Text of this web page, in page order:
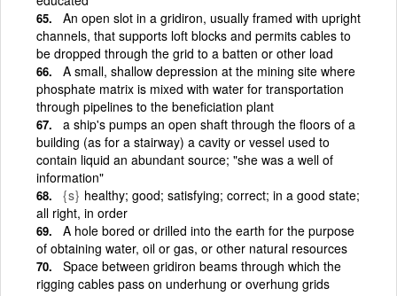
An open slot in a gridiron, usually framed with upright
channels, that supports loft blocks and permits cables to
be dropped through the grid to a batten or other load
A small, shallow depression at the mining site where
phosphate matrix is mixed with water for transportation
through pipelines to the beneficiation plant
a ship's pumps an open shaft through the floors of a
building (as for a stairway) a cavity or vessel used to
contain liquid an abundant source; "she was a well of
information"
{s} healthy; good; satisfying; correct; in a good state;
all right, in order
A hole bored or drilled into the earth for the purpose
of obtaining water, oil or gas, or other natural resources
Space between gridiron beams through which the
rigging cables pass on underhung or overhung grids